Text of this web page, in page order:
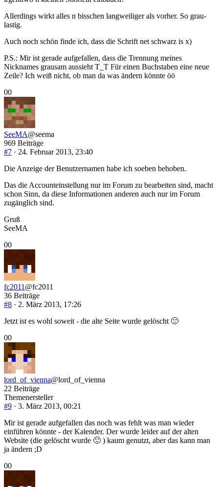
Allerdings wirkt alles n bisschen langweiliger als vorher. So grau-
lastig.
Auch noch schön finde ich, dass die Schrift net schwarz is x)
P.S.: Mir ist gerade aufgefallen, dass die Trennung meines
Nicknames grausam aussieht T_T Für einen Buchstaben eine neue
Zeile? Ich weiß nicht, ob man da was ändern könnte öö
Anklicken
für
Daumen
nach
unten.
0Anklicken
für
Daumen
nach
oben.
0
SeeMA@seema
969 Beiträge
#7 · 24. Februar 2013, 23:40
Die Anzeige der Benutzernamen habe ich soeben behoben.
Das die Accounteinstellung nur im Forum zu bearbeiten sind, macht
schon Sinn, da diese Informationen anderen auch nur im Forum
zugänglich sind.
Gruß
SeeMA
Anklicken
nach
unten.
0Anklicken
nach
oben.
0
fc2011 @fc2011
36 Beiträge
#8 · 2. März 2013, 17:26
Jetzt ist es wohl soweit - die alte Seite wurde gelöscht 🙁
Anklicken
für
Daumen
nach
unten.
0Anklicken
für
Daumen
nach
oben.
0
lord_of_vienna@lord_of_vienna
22 Beiträge
Themenersteller
#9 · 3. März 2013, 00:21
Mir ist gerade aufgefallen das noch was fehlt was man wieder
einführen könnte - der Kalender. Der wurde leider auf der alten
Website (die gelöscht wurde 🙁 ) kaum genutzt, aber das kann man
ja ändern ;D
Anklicken
0Anklicken
0